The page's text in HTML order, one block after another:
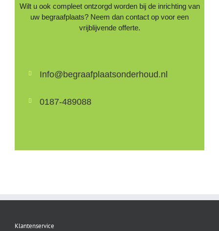
Wilt u ook compleet ontzorgd worden bij de inrichting van
uw begraafplaats? Neem dan contact op voor een
vrijblijvende offerte.
Info@begraafplaatsonderhoud.nl
0187-489088
Klantenservice